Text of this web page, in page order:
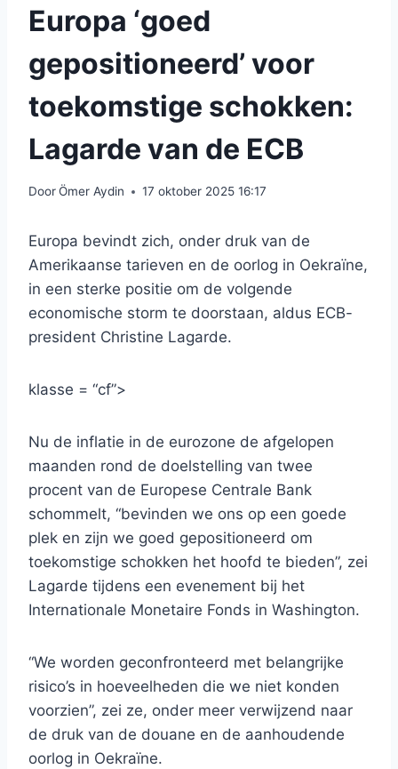
Europa ‘goed
gepositioneerd’ voor
toekomstige schokken:
Lagarde van de ECB
DoorÖmer Aydin 17 oktober 2025 16:17
Europa bevindt zich, onder druk van de
Amerikaanse tarieven en de oorlog in Oekraïne,
in een sterke positie om de volgende
economische storm te doorstaan, aldus ECB-
president Christine Lagarde.
klasse = “cf”>
Nu de inflatie in de eurozone de afgelopen
maanden rond de doelstelling van twee
procent van de Europese Centrale Bank
schommelt, “bevinden we ons op een goede
plek en zijn we goed gepositioneerd om
toekomstige schokken het hoofd te bieden”, zei
Lagarde tijdens een evenement bij het
Internationale Monetaire Fonds in Washington.
“We worden geconfronteerd met belangrijke
risico’s in hoeveelheden die we niet konden
voorzien”, zei ze, onder meer verwijzend naar
de druk van de douane en de aanhoudende
oorlog in Oekraïne.